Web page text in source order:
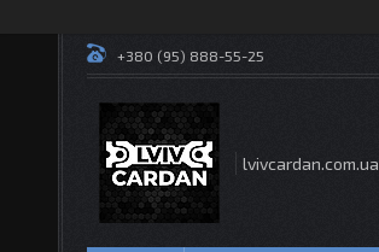
+380 (95) 888-55-25
lvivcardan.com.ua